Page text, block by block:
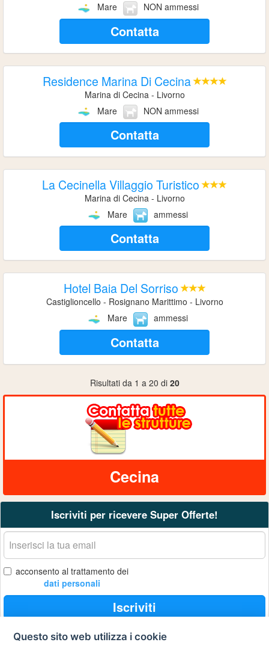
Mare
NON ammessi
Contatta
Residence Marina Di Cecina
Marina di Cecina - Livorno
Mare
NON ammessi
Contatta
La Cecinella Villaggio Turistico
Marina di Cecina - Livorno
Mare
ammessi
Contatta
Hotel Baia Del Sorriso
Castiglioncello - Rosignano Marittimo - Livorno
Mare
ammessi
Contatta
Risultati da 1 a 20 di 20
Cecina
Iscriviti per ricevere Super Offerte!
La
tua
email
acconsento al trattamento dei
dati personali
Iscriviti
Questo sito web utilizza i cookie